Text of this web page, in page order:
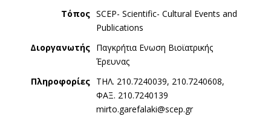
Τόπος SCEP- Scientific- Cultural Events and
Publications
Διοργανωτής Παγκρήτια Ενωση Βιοϊατρικής
Έρευνας
Πληροφορίες ΤΗΛ. 210.7240039, 210.7240608,
ΦΑΞ. 210.7240139
mirto.garefalaki@scep.gr